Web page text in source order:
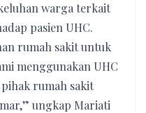
warga terkait
pasien UHC.
rumah sakit untuk
menggunakan UHC
rumah sakit
ungkap Mariati